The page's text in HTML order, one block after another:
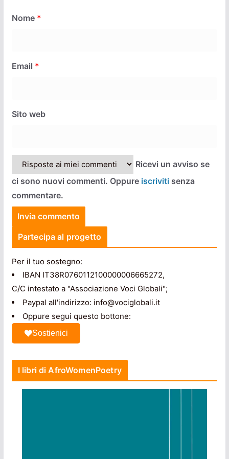
Nome *
Email *
Sito web
Ricevi un avviso se
ci sono nuovi commenti. Oppure iscrivitisenza
commentare.
Partecipa al progetto
Per il tuo sostegno:
IBAN IT38R0760112100000006665272,
C/C intestato a "Associazione Voci Globali";
Paypal all'indirizzo: info@vociglobali.it
Oppure segui questo bottone:
Sostienici
I libri di AfroWomenPoetry